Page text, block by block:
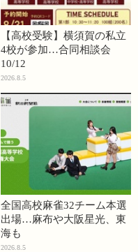
【高校受験】横須賀の私立
4校が参加…合同相談会
10/12
2026.8.5
全国高校麻雀32チーム本選
出場…麻布や大阪星光、東
海も
2026.8.5